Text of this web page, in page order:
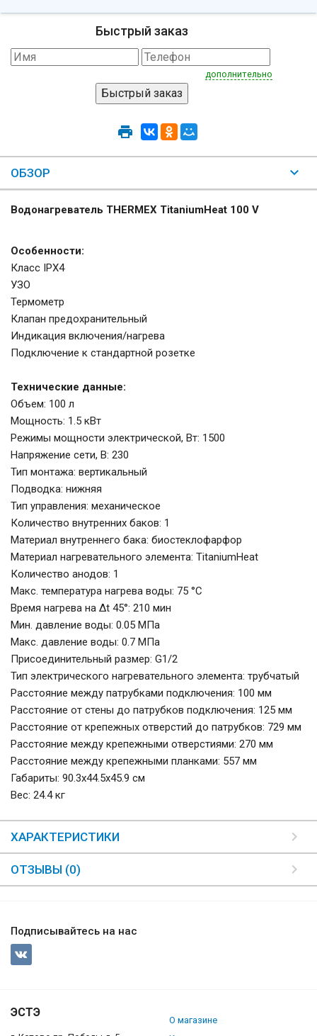
Быстрый заказ
дополнительно
ОБЗОР
Водонагреватель THERMEX TitaniumHeat 100 V
Особенности:
Класс IPX4
УЗО
Термометр
Клапан предохранительный
Индикация включения/нагрева
Подключение к стандартной розетке
Технические данные:
Объем: 100 л
Мощность: 1.5 кВт
Режимы мощности электрической, Вт: 1500
Напряжение сети, В: 230
Тип монтажа: вертикальный
Подводка: нижняя
Тип управления: механическое
Количество внутренних баков: 1
Материал внутреннего бака: биостеклофарфор
Материал нагревательного элемента: TitaniumHeat
Количество анодов: 1
Макс. температура нагрева воды: 75 °С
Время нагрева на Δt 45°: 210 мин
Мин. давление воды: 0.05 МПа
Макс. давление воды: 0.7 МПа
Присоединительный размер: G1/2
Тип электрического нагревательного элемента: трубчатый
Расстояние между патрубками подключения: 100 мм
Расстояние от стены до патрубков подключения: 125 мм
Расстояние от крепежных отверстий до патрубков: 729 мм
Расстояние между крепежными отверстиями: 270 мм
Расстояние между крепежными планками: 557 мм
Габариты: 90.3х44.5х45.9 см
Вес: 24.4 кг
ХАРАКТЕРИСТИКИ
ОТЗЫВЫ (0)
Подписывайтесь на нас
ЭСТЭ
О магазине